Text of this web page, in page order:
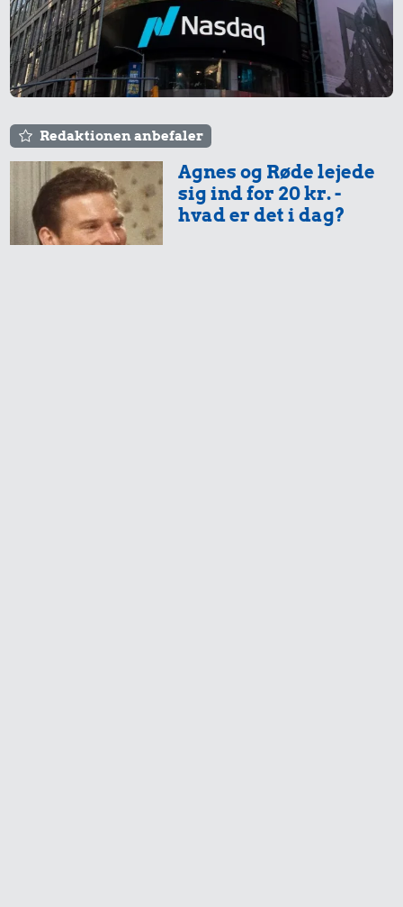
Redaktionen anbefaler
Agnes og Røde lejede
sig ind for 20 kr. -
hvad er det i dag?